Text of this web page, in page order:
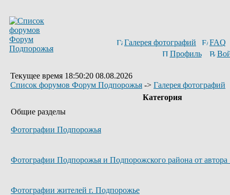
Галерея фотографий
FAQ
Профиль
Текущее время 18:50:20 08.08.2026
Список форумов Форум Подпорожья -> Галерея фотографий
Категория
Общие разделы
Фотографии Подпорожья
Фотографии Подпорожья и Подпорожского района от
Фотографии жителей г. Подпорожье